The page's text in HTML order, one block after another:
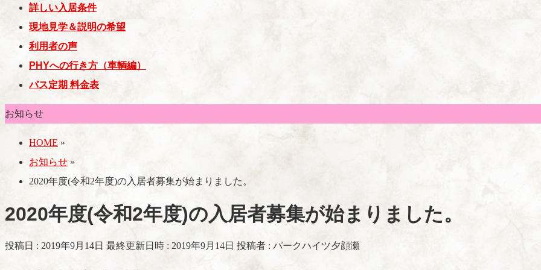
詳しい入居条件
現地見学＆説明の希望
利用者の声
PHYへの行き方（車輌編）
バス定期 料金表
お知らせ
HOME »
お知らせ »
2020年度(令和2年度)の入居者募集が始まりました。
2020年度(令和2年度)の入居者募集が始まりました。
投稿日 : 2019年9月14日 最終更新日時 : 2019年9月14日 投稿者 : パークハイツ夕顔瀬